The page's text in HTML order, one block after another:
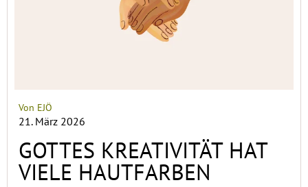
Von EJÖ
21. März 2026
GOTTES KREATIVITÄT HAT
VIELE HAUTFARBEN